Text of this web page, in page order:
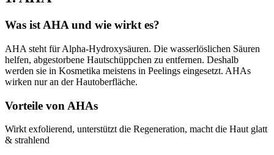
Was ist AHA und wie wirkt es?
AHA steht für Alpha-Hydroxysäuren. Die wasserlöslichen Säuren
helfen, abgestorbene Hautschüppchen zu entfernen. Deshalb
werden sie in Kosmetika meistens in Peelings eingesetzt. AHAs
wirken nur an der Hautoberfläche.
Vorteile von AHAs
Wirkt exfolierend, unterstützt die Regeneration, macht die Haut glatt
& strahlend